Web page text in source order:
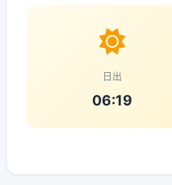
日出
06:19